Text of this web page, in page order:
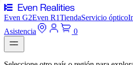
Even G2Even R1TiendaServicio óptico
Asistencia
0